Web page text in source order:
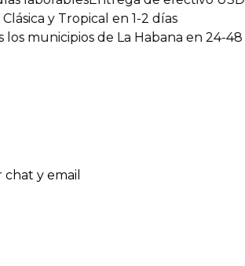
y Tropical en 1-2 días
municipios de La Habana en 24-48
y email